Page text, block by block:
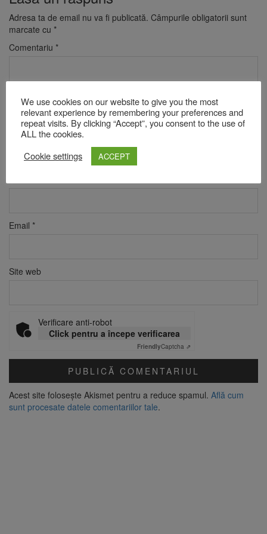
Adresa ta de email nu va fi publicată. Câmpurile obligatorii sunt
marcate cu *
Comentariu *
Email *
Site web
Verificare anti-robot
Click pentru a începe verificarea
FriendlyCaptcha ⇗
Acest site folosește Akismet pentru a reduce spamul. Află cum
sunt procesate datele comentariilor tale.
We use cookies on our website to give you the most
relevant experience by remembering your preferences and
repeat visits. By clicking “Accept”, you consent to the use of
ALL the cookies.
Cookie settings
ACCEPT